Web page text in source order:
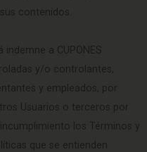
contenidos.
a CUPONES
y/o controlantes,
y empleados, por
Usuarios o terceros por
los Términos y
que se entienden